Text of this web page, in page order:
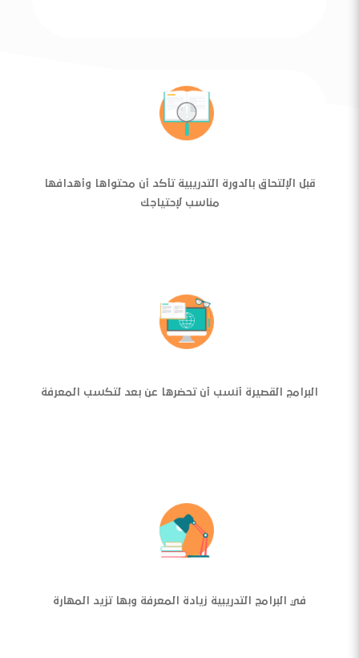
قبل الإلتحاق بالدورة التدريبية تأكد أن محتواها وأهدافها
مناسب لإحتياجك
البرامج القصيرة أنسب أن تحضرها عن بعد لتكسب المعرفة
في البرامج التدريبية زيادة المعرفة وبها تزيد المهارة